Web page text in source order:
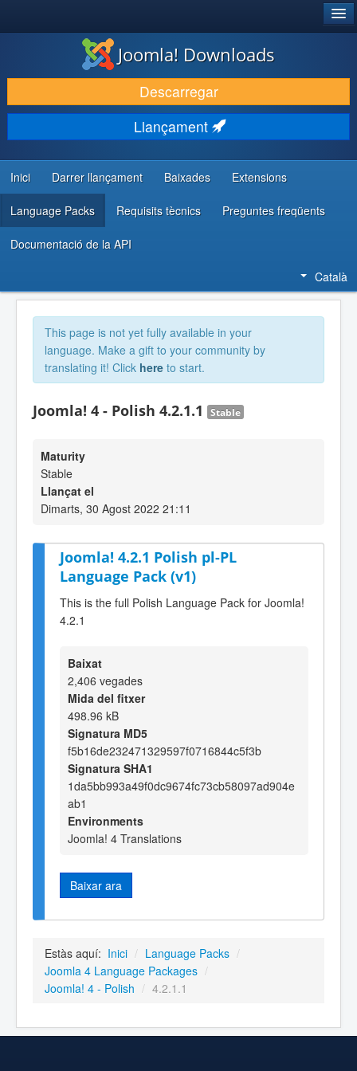
DESCARREGA & AMPLIA
DESCOBRIR & APRENDRE
COMUNITAT & SUPORT
RECURSOS PER DESENVOLUPADORS/ES
Joomla! Downloads
Descarregar
Llançament
Inici Darrer llançament Baixades Extensions
Language Packs Requisits tècnics Preguntes freqüents
Documentació de la API
Català
This page is not yet fully available in your
language. Make a gift to your community by
translating it! Click here to start.
Joomla! 4 - Polish 4.2.1.1 Stable
Maturity
Stable
Llançat el
Dimarts, 30 Agost 2022 21:11
Joomla! 4.2.1 Polish pl-PL
Language Pack (v1)
This is the full Polish Language Pack for Joomla!
4.2.1
Baixat
2,406 vegades
Mida del fitxer
498.96 kB
Signatura MD5
f5b16de232471329597f0716844c5f3b
Signatura SHA1
1da5bb993a49f0dc9674fc73cb58097ad904e
ab1
Environments
Joomla! 4 Translations
Baixar ara
Estàs aquí: Inici / Language Packs /
Joomla 4 Language Packages /
Joomla! 4 - Polish / 4.2.1.1